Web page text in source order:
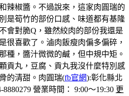
辣椒醬。不過說來，這家肉圓瑞的
是筍竹的部份口感、味道都有基隆
會對脆Q，雖然絞肉的部份我還是
很喜歡了。 滷肉飯瘦肉偏多偏碎，
種，醬汁微微的鹹，但中規中矩。
貢丸，豆腐、貢丸我沒什麼特別感
的清甜。 肉圓瑞(fb官網):彰化縣北
營業時間： 9:00～19:30 更